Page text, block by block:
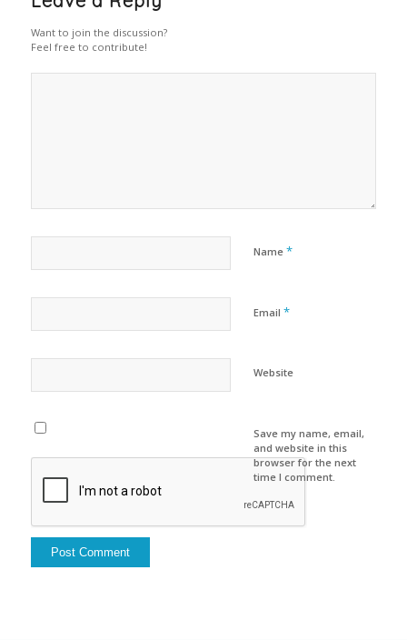
Want to join the discussion?
Feel free to contribute!
Name *
Email *
Website
Save my name, email,
and website in this
browser for the next
time I comment.